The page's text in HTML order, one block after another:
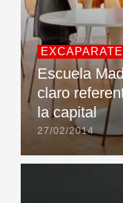
EXCAPARATE
Escuela
claro
la capital
27/02/2014